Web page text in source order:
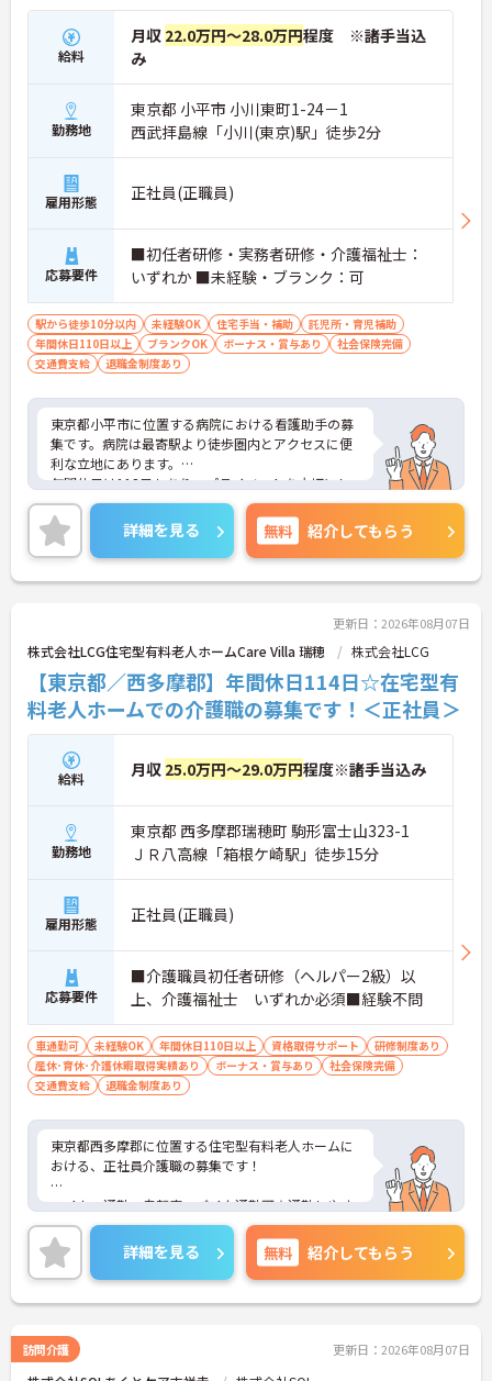
給料
月収 22.0万円～28.0万円程度 ※諸手当込
み
勤務地
東京都 小平市 小川東町1-24－1
西武拝島線「小川(東京)駅」徒歩2分
雇用形態 正社員(正職員)
応募要件
■初任者研修・実務者研修・介護福祉士：
いずれか ■未経験・ブランク：可
駅から徒歩10分以内 未経験OK 住宅手当・補助
託児所・育児補助
年間休日110日以上
ブランクOK ボーナス・賞与あり
社会保険完備
交通費支給
退職金制度あり
東京都小平市に位置する病院における看護助手の募
集です。病院は最寄駅より徒歩圏内とアクセスに便
利な立地にあります。
年間休日は113日もあり、プライベートを大切にし
ながらご勤務いただけます。また、研修制度があ
り、業務に不安がある方でも安心してご勤務いただ
けます。
ご興味のある方には、面接対策ポイントなど、さら
に詳細をご案内しますのでお気軽にご相談くださ
詳細を見る 無料 紹介してもらう
更新日：2026年08月07日
株式会社LCG住宅型有料老人ホームCare Villa 瑞穂 株式会社LCG
【東京都／西多摩郡】年間休日114日☆在宅型有
料老人ホームでの介護職の募集です！＜正社員＞
給料 月収 25.0万円～29.0万円程度※諸手当込み
勤務地
東京都 西多摩郡瑞穂町 駒形富士山323-1
ＪＲ八高線「箱根ケ崎駅」徒歩15分
雇用形態 正社員(正職員)
応募要件
■介護職員初任者研修（ヘルパー2級）以
上、介護福祉士 いずれか必須■経験不問
車通勤可 未経験OK 年間休日110日以上 資格取得サポート
研修制度あり
産休･育休･介護休暇取得実績あり
ボーナス・賞与あり
社会保険完備
交通費支給
退職金制度あり
東京都西多摩郡に位置する住宅型有料老人ホームに
おける、正社員介護職の募集です！
マイカー通勤・自転車・バイク通勤可☆通勤しやす
い環境での就業です♪
ご興味ある方には、面接対策ポイントなど、さらに
詳細をお話しいたしますのでお気軽にご相談くださ
い。
詳細を見る 無料 紹介してもらう
訪問介護 更新日：2026年08月07日